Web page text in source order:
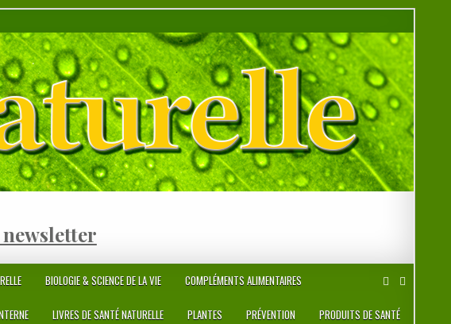
BIOLOGIE & SCIENCE DE LA VIE COMPLÉMENTS ALIMENTAIRES
LIVRES DE SANTÉ NATURELLE PLANTES PRÉVENTION PRODUITS DE SANTÉ